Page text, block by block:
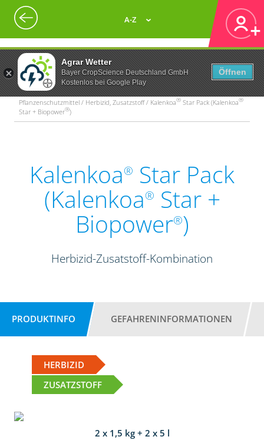
Agrar Wetter
Bayer CropScience Deutschland GmbH
Kostenlos bei Google Play
Öffnen
A-Z
Pflanzenschutzmittel / Herbizid, Zusatzstoff / Kalenkoa® Star Pack (Kalenkoa®
Star + Biopower®)
Kalenkoa® Star Pack
(Kalenkoa® Star +
Biopower®)
Herbizid-Zusatstoff-Kombination
PRODUKTINFO GEFAHRENINFORMATIONEN
HERBIZID
ZUSATZSTOFF
2 x 1,5 kg + 2 x 5 l